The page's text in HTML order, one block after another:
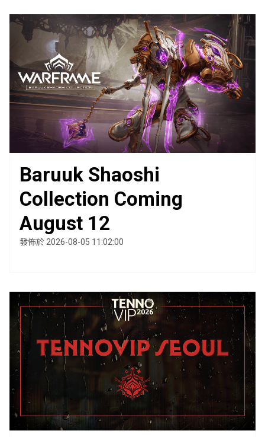
Baruuk Shaoshi
Collection Coming
August 12
發佈於 2026-08-05 11:02:00